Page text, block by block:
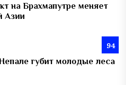
на Брахмапутре меняет
Азии
94
губит молодые леса